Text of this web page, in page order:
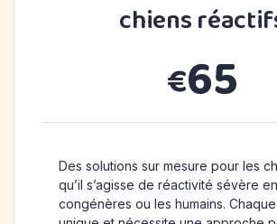
chiens
€65
Des solutions sur mesure pour les
qu’il s’agisse de réactivité sévère
congénères ou les humains.